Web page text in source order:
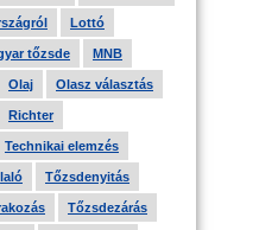
Lottó
tőzsde MNB
Olaj Olasz választás
Richter
Technikai elemzés
Tőzsdenyitás
Tőzsdezárás